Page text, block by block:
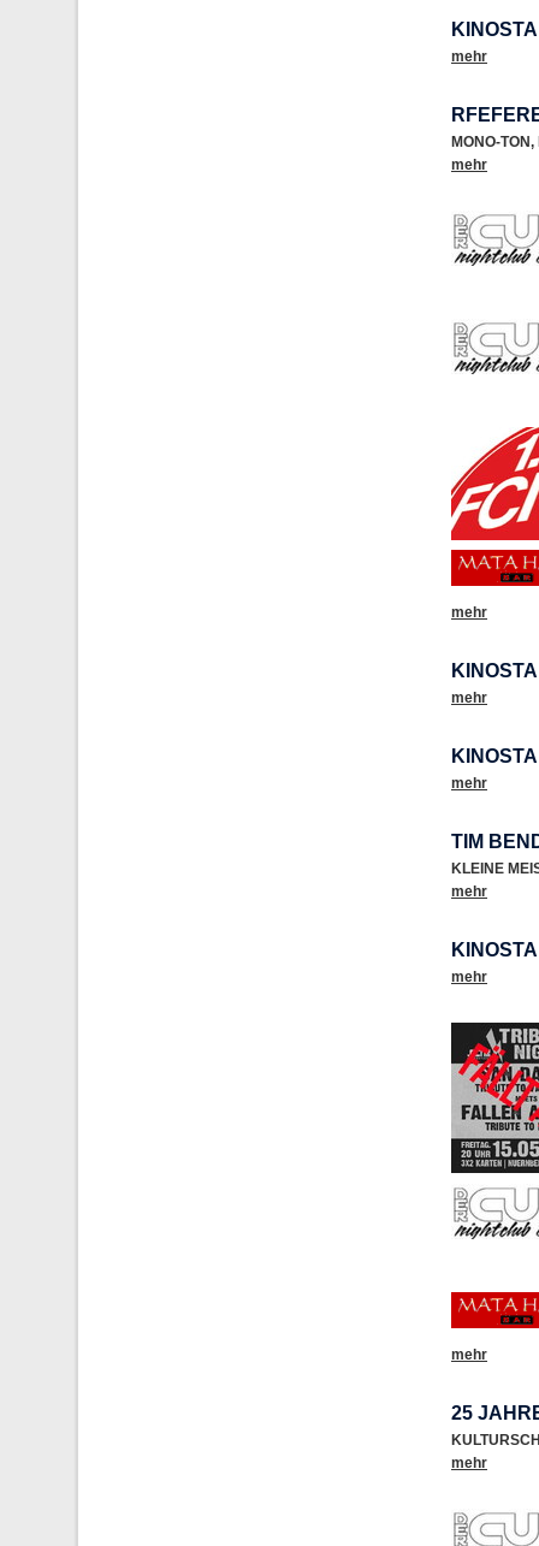
mehr
MONO-TON,
mehr
mehr
mehr
mehr
TIM
KLEINE
mehr
mehr
mehr
25
mehr